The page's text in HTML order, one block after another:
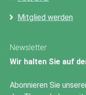
Mitglied werden
Newsletter
Wir halten Sie auf
Abonnieren Sie